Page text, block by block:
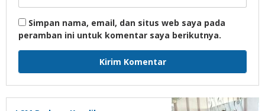
Simpan nama, email, dan situs web saya pada
peramban ini untuk komentar saya berikutnya.